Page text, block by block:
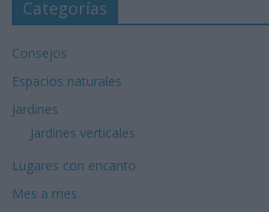
Categorías
Consejos
Espacios naturales
Jardines
Jardines verticales
Lugares con encanto
Mes a mes